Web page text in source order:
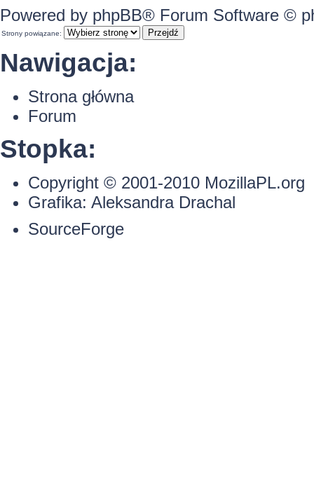
Powered by phpBB® Forum Software ©
Strony powiązane:
Nawigacja:
Strona główna
Forum
Stopka:
Copyright © 2001-2010 MozillaPL.org
Grafika: Aleksandra Drachal
SourceForge